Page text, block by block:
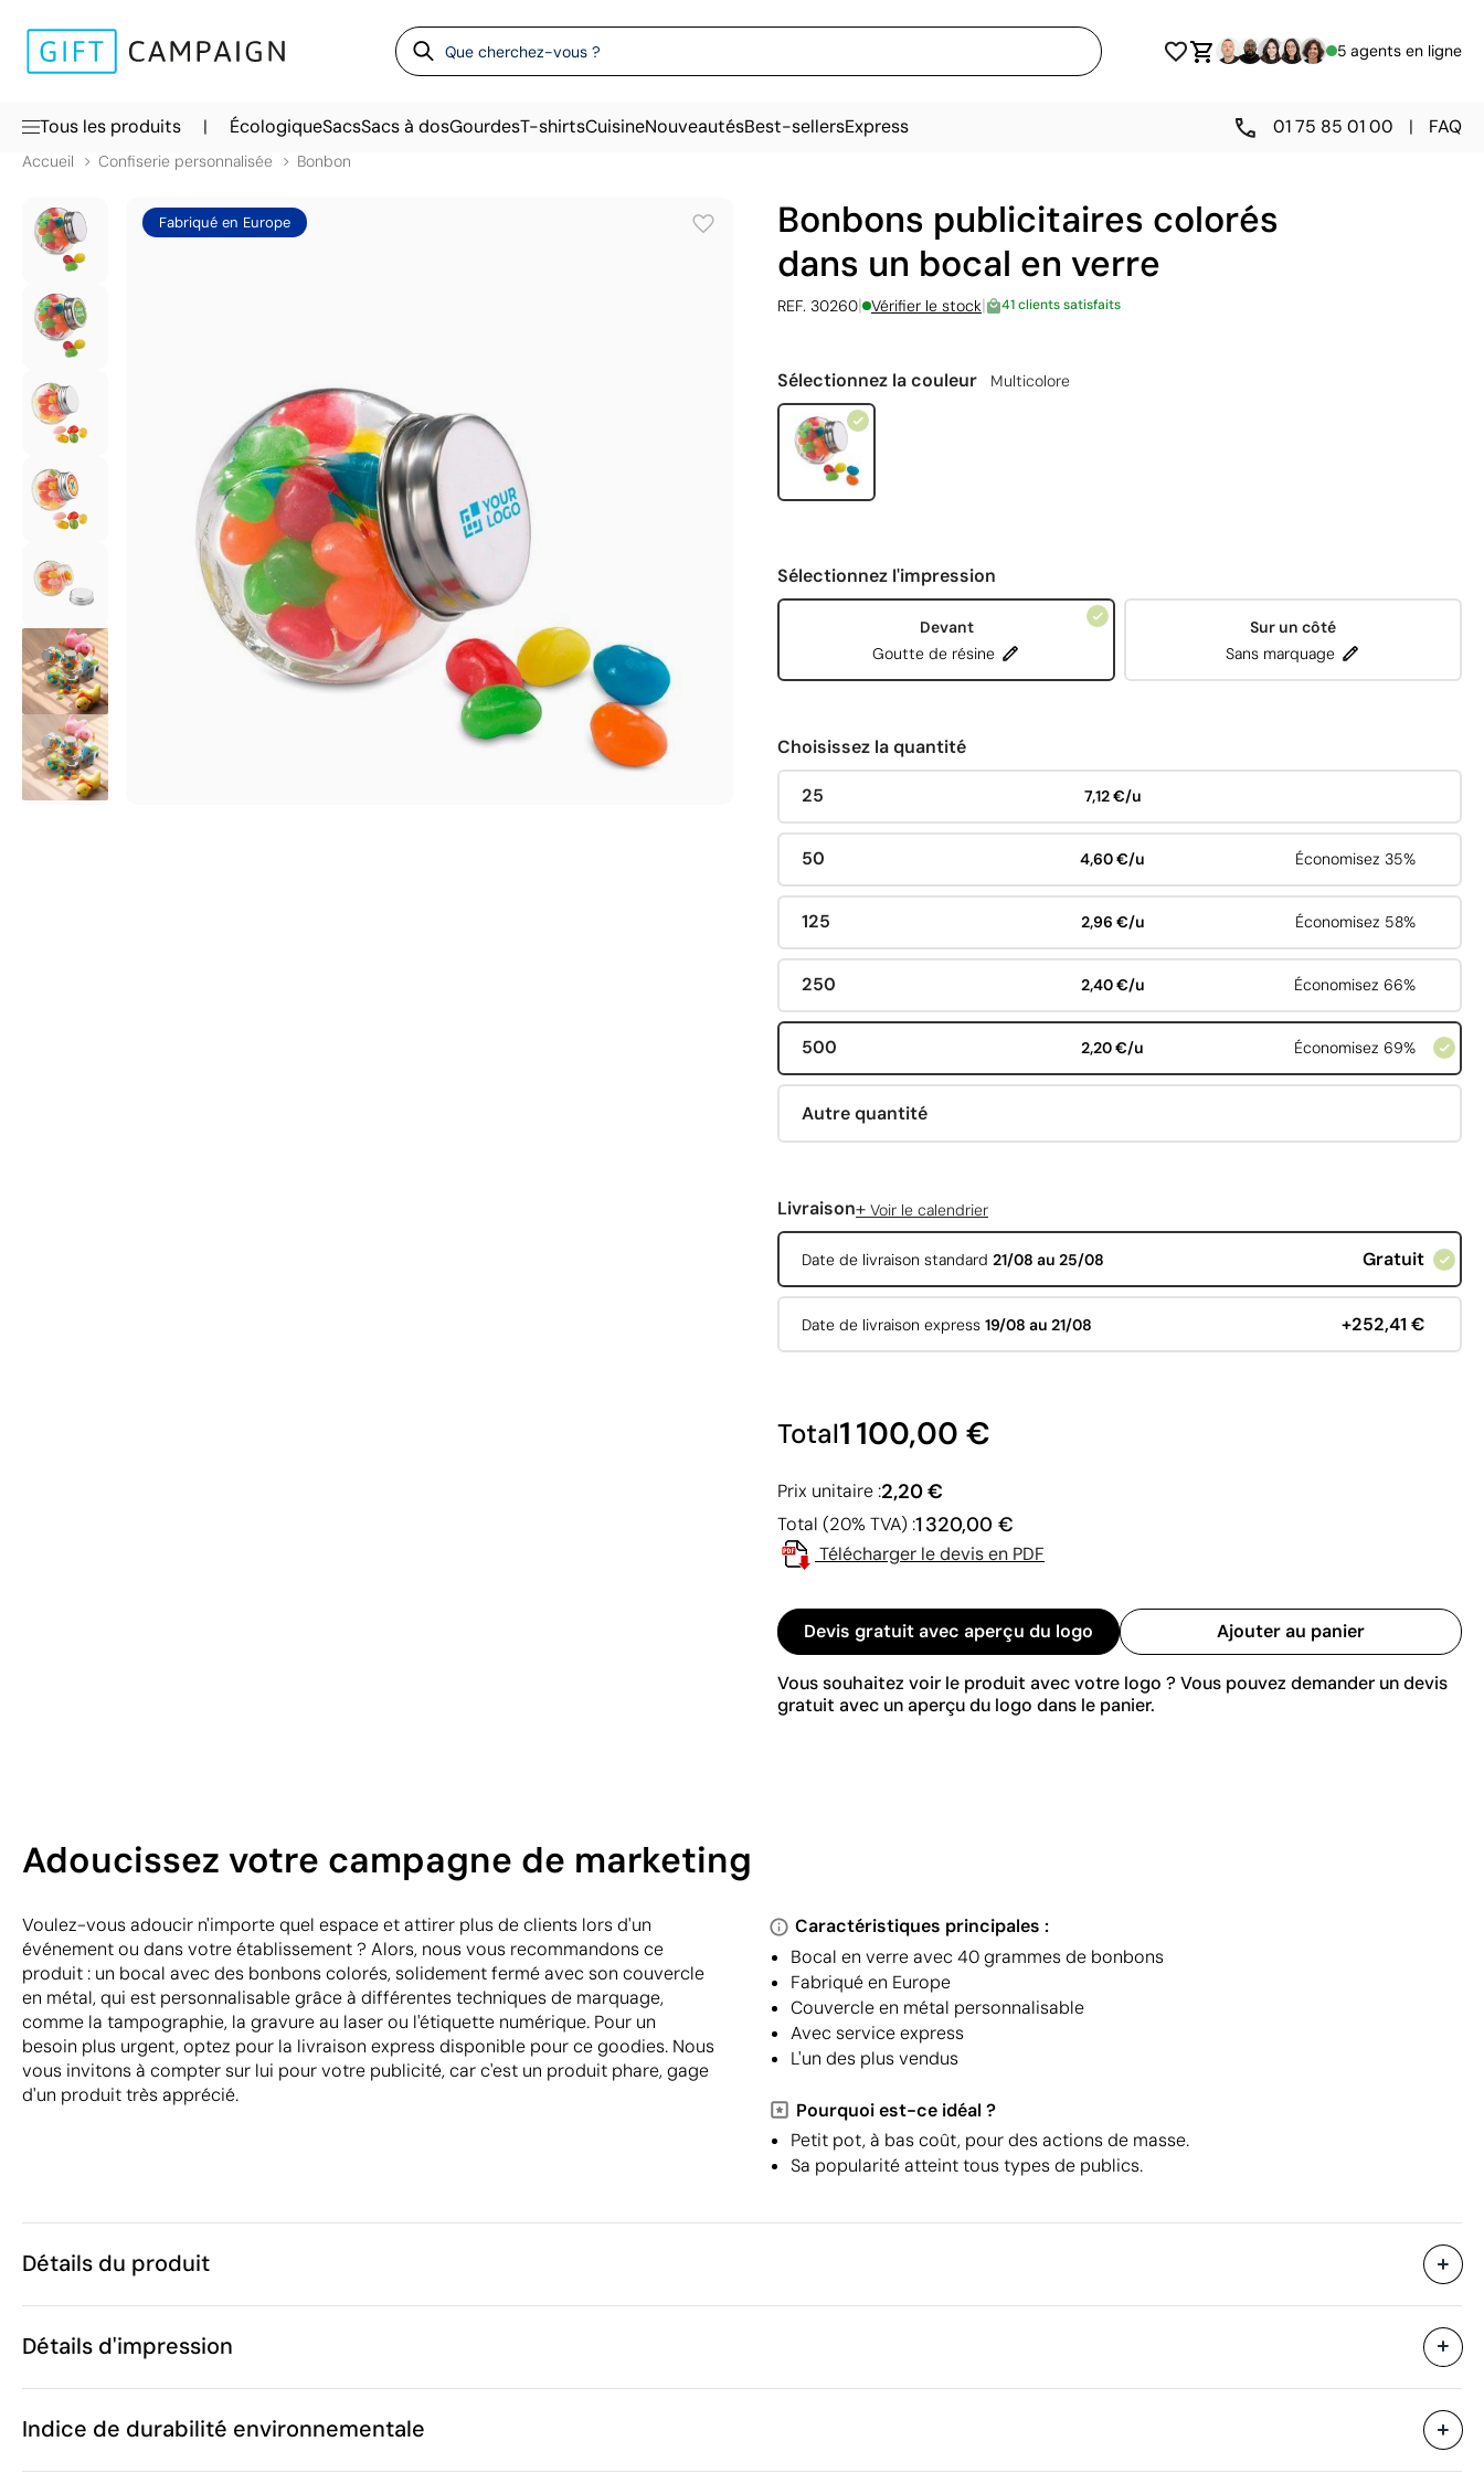
5 agents en ligne
Tous les produits | ÉcologiqueSacsSacs à dosGourdesT-shirtsCuisineNouveautésBest-sellersExpress 01 75 85 01 00 | FAQ
Accueil Confiserie personnalisée Bonbon
Fabriqué en Europe
Bonbons publicitaires colorés
dans un bocal en verre
REF. 30260| Vérifier le stock| 41 clients satisfaits
Sélectionnez la couleur Multicolore
Sélectionnez l'impression
Devant
Goutte de résine
Sur un côté
Sans marquage
Choisissez la quantité
25 7,12 €/u
50 4,60 €/u Économisez 35%
125 2,96 €/u Économisez 58%
250 2,40 €/u Économisez 66%
500 2,20 €/u Économisez 69%
Autre quantité
Livraison+ Voir le calendrier
Date de livraison standard 21/08 au 25/08 Gratuit
Date de livraison express 19/08 au 21/08 +252,41 €
Total1 100,00 €
Prix unitaire :2,20 €
Total (20% TVA) :1 320,00 €
Télécharger le devis en PDF
Devis gratuit avec aperçu du logo Ajouter au panier
Vous souhaitez voir le produit avec votre logo ? Vous pouvez demander un devis
gratuit avec un aperçu du logo dans le panier.
Adoucissez votre campagne de marketing
Voulez-vous adoucir n'importe quel espace et attirer plus de clients lors d'un
événement ou dans votre établissement ? Alors, nous vous recommandons ce
produit : un bocal avec des bonbons colorés, solidement fermé avec son couvercle
en métal, qui est personnalisable grâce à différentes techniques de marquage,
comme la tampographie, la gravure au laser ou l'étiquette numérique. Pour un
besoin plus urgent, optez pour la livraison express disponible pour ce goodies. Nous
vous invitons à compter sur lui pour votre publicité, car c'est un produit phare, gage
d'un produit très apprécié.
Caractéristiques principales :
Bocal en verre avec 40 grammes de bonbons
Fabriqué en Europe
Couvercle en métal personnalisable
Avec service express
L'un des plus vendus
Pourquoi est-ce idéal ?
Petit pot, à bas coût, pour des actions de masse.
Sa popularité atteint tous types de publics.
Détails du produit
Caractéristiques
Code du produit
Poids
105 g
Verre
Emballage
Volume de la boîte extérieure
Détails d'impression
Indice de durabilité environnementale